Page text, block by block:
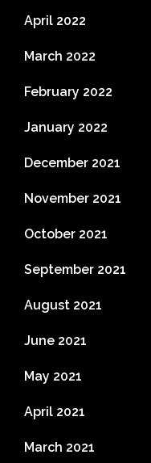
April 2022
March 2022
February 2022
January 2022
December 2021
November 2021
October 2021
September 2021
August 2021
June 2021
May 2021
April 2021
March 2021